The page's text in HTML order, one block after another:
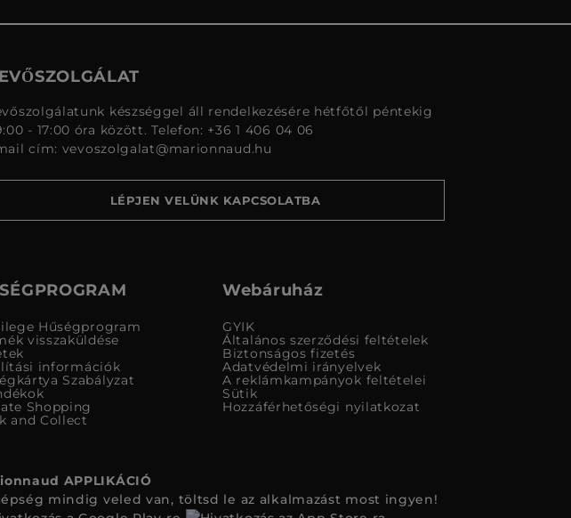
készséggel áll rendelkezésére hétfőtől péntekig
- 17:00 óra között. Telefon: +36 1 406 04 06
cím: vevoszolgalat@marionnaud.hu
LÉPJEN VELÜNK KAPCSOLATBA
Hűségprogram
visszaküldése
információk
Szabályzat
Shopping
and Collect
Webáruház
GYIK
Általános szerződési feltételek
Biztonságos fizetés
Adatvédelmi irányelvek
A reklámkampányok feltételei
Sütik
Hozzáférhetőségi nyilatkozat
APPLIKÁCIÓ
mindig veled van, töltsd le az alkalmazást most ingyen!